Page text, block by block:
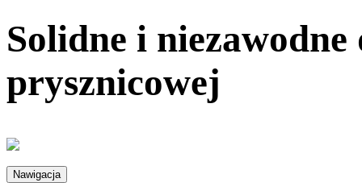
Solidne i
prysznicowej
Nawigacja